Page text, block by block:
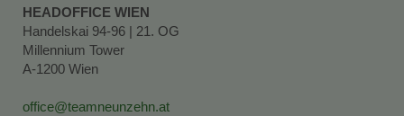
HEADOFFICE WIEN
Handelskai 94-96 | 21. OG
Millennium Tower
A-1200 Wien
office@teamneunzehn.at